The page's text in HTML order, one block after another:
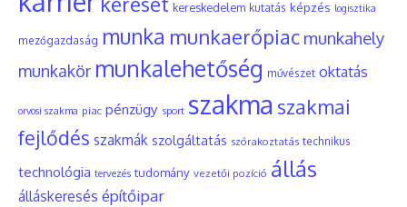
kereskedelem kutatás képzés logisztika
mezőgazdaság munka munkaerőpiac munkahely
munkakör munkalehetőség művészet oktatás
orvosi szakma piac pénzügy sport szakma szakmai
fejlődés szakmák szolgáltatás szórakoztatás technikus
technológia tervezés tudomány vezetői pozíció állás
álláskeresés építőipar